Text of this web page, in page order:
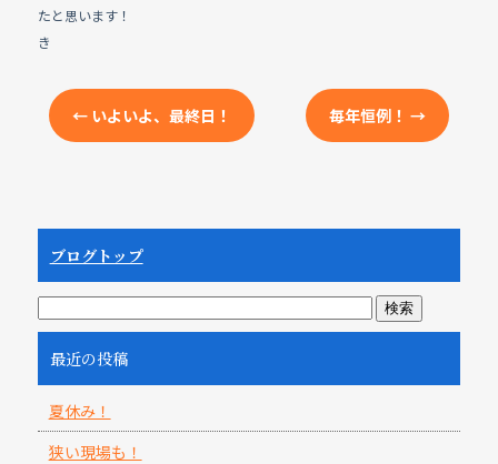
たと思います！
き
←いよいよ、最終日！ 毎年恒例！→
ブログトップ
最近の投稿
夏休み！
狭い現場も！